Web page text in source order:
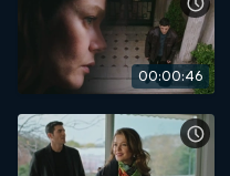
00:00:46